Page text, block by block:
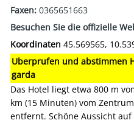
Faxen: 0365651663
Besuchen Sie die offizielle
Koordinaten 45.569565,
Uberprufen und abstimmen
garda
Das Hotel liegt etwa 800 m
km (15 Minuten) vom
entfernt. Schöne Aussicht